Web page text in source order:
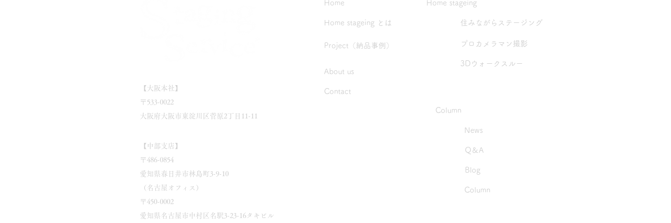
Home
Home stageing とは
Project（納品事例）
About us
Contact
Home stageing
住みながらステージング
プロカメラマン撮影
3Dウォークスルー
Column
Q＆A
Blog
Column
【大阪本社】
〒533-0022
大阪府大阪市東淀川区菅原2丁目11-11
【中部支店】
〒486-0854
愛知県春日井市林島町3-9-10
（名古屋オフィス）
​〒450-0002
愛知県名古屋市中村区名駅3-23-16タキビル
News